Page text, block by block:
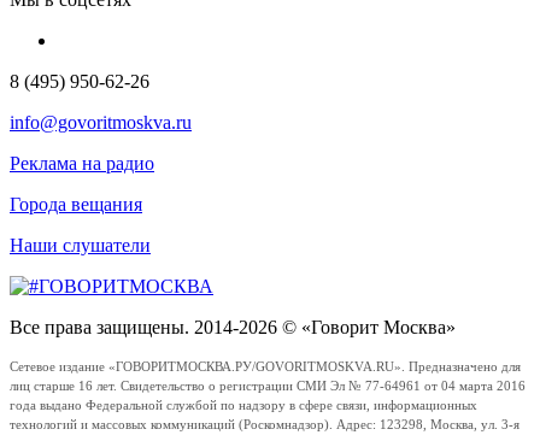
8 (495) 950-62-26
info@govoritmoskva.ru
Реклама на радио
Города вещания
Наши слушатели
Все права защищены. 2014-2026 © «Говорит Москва»
Сетевое издание «ГОВОРИТМОСКВА.РУ/GOVORITMOSKVA.RU». Предназначено для
лиц старше 16 лет. Свидетельство о регистрации СМИ Эл № 77-64961 от 04 марта 2016
года выдано Федеральной службой по надзору в сфере связи, информационных
технологий и массовых коммуникаций (Роскомнадзор). Адрес: 123298, Москва, ул. 3-я